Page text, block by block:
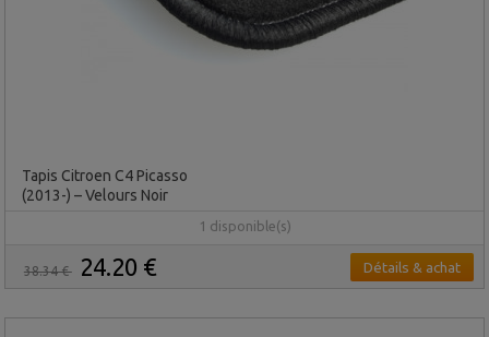
Tapis Citroen C4 Picasso
(2013-) – Velours Noir
1 disponible(s)
38.34 € 24.20 € Détails & achat